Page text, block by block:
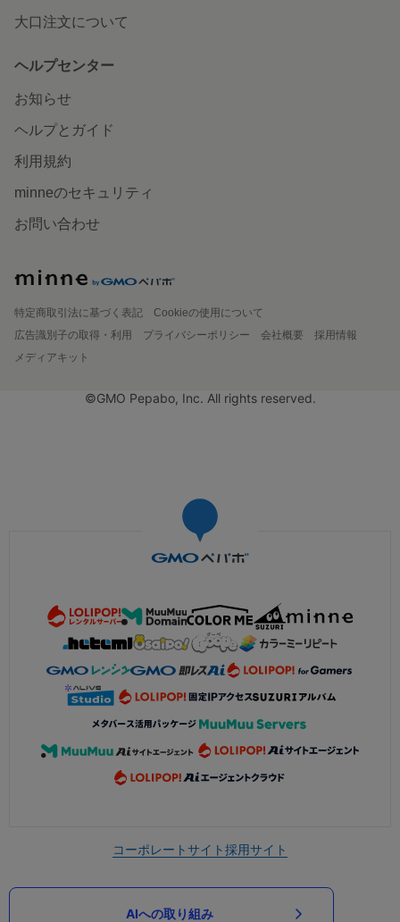
大口注文について
ヘルプセンター
お知らせ
ヘルプとガイド
利用規約
minneのセキュリティ
お問い合わせ
特定商取引法に基づく表記
Cookieの使用について
広告識別子の取得・利用
プライバシーポリシー 会社概要
採用情報
メディアキット
©GMO Pepabo, Inc. All rights reserved.
コーポレートサイト採用サイト
AIへの取り組み